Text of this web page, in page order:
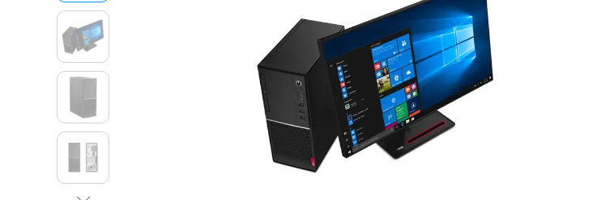
Серверы DELL
DELL G17
DELL G16
DELL G15
DELL G14